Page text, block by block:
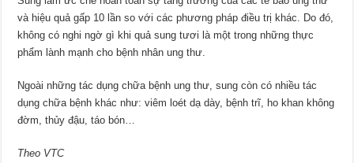
và hiệu quả gấp 10 lần so với các phương pháp điều trị khác. Do đó,
không có nghi ngờ gì khi quả sung tươi là một trong những thực
phẩm lành mạnh cho bệnh nhân ung thư.
Ngoài những tác dụng chữa bệnh ung thư, sung còn có nhiều tác
dụng chữa bệnh khác như: viêm loét dạ dày, bệnh trĩ, ho khan không
đờm, thủy đậu, táo bón…
Theo VTC